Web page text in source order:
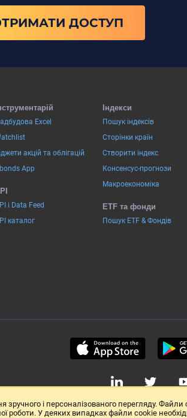
ДОСТУП
Excel
акцій та облігацій
App
і Data Feed
каталог
Індекси
Пошук індексів
Сторінки країн
Створити індекс
Консенсус-прогнози
Макроекономіка
ETF та фонди
Пошук ETF & Фондів
і персоналізованого перегляду.
роботи. У деяких випадках файли cookie